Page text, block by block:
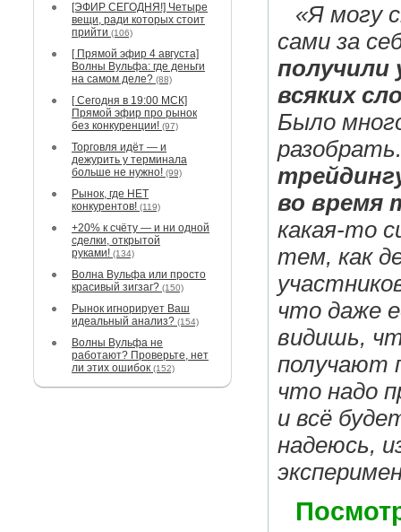
[ЭФИР СЕГОДНЯ!] Четыре
вещи, ради которых стоит
прийти (106)
[ Прямой эфир 4 августа]
Волны Вульфа: где деньги
на самом деле? (88)
[ Сегодня в 19:00 МСК]
Прямой эфир про рынок
без конкуренции! (97)
Торговля идёт — и
дежурить у терминала
больше не нужно! (99)
Рынок, где НЕТ
конкурентов! (119)
+20% к счёту — и ни одной
сделки, открытой
руками! (134)
Волна Вульфа или просто
красивый зигзаг? (150)
Рынок игнорирует Ваш
идеальный анализ? (154)
Волны Вульфа не
работают? Проверьте, нет
ли этих ошибок (152)
«Я могу
сами за
получили
всяких
Было
во время
какая-то
тем, как
что даже
видишь,
получают
что надо
и всё
надеюсь,